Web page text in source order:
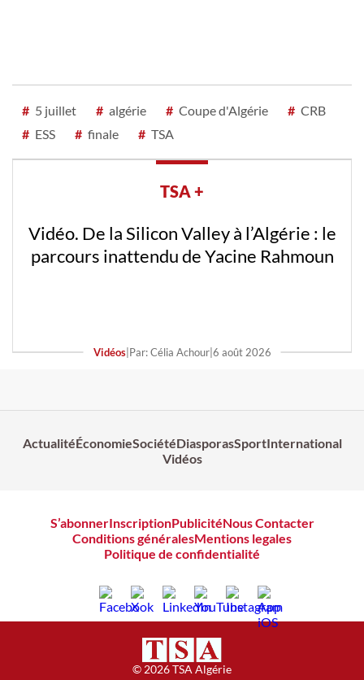
# 5 juillet # algérie # Coupe d'Algérie # CRB
# ESS # finale # TSA
TSA +
Vidéo. De la Silicon Valley à l’Algérie : le
parcours inattendu de Yacine Rahmoun
Vidéos| Par: Célia Achour| 6 août 2026
ActualitéÉconomieSociétéDiasporasSportInternational
Vidéos
S’abonnerInscriptionPublicitéNous Contacter
Conditions généralesMentions legales
Politique de confidentialité
© 2026 TSA Algérie